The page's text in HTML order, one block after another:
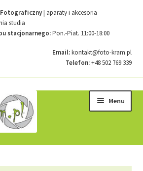
Fotograficzny| aparaty i akcesoria
studia
stacjonarnego:Pon.-Piat. 11:00-18:00
Email:kontakt@foto-kram.pl
Telefon:+48 502 769 339
Menu